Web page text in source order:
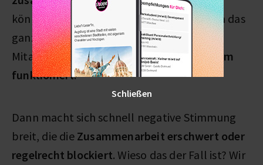
können. Problematisch wird es aber, wenn das
ganze Team durch eine:n oder mehrere
Mitarbeiter:innen ebennicht mehr als Team
funktioniert.
Dann macht sich schnell negative Stimmung
breit, die die Zusammenarbeit erschwert oder
regelrecht blockiert. Wieso das der Fall ist? Wir
Schließen